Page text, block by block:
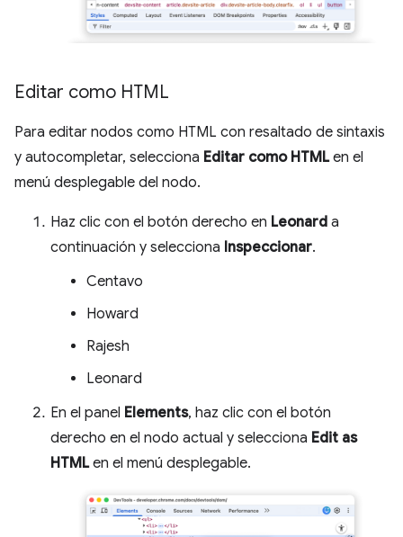
Editar como HTML
Para editar nodos como HTML con resaltado de sintaxis
y autocompletar, selecciona Editar como HTMLen el
menú desplegable del nodo.
Haz clic con el botón derecho en Leonard a
continuación y selecciona Inspeccionar.
Centavo
Howard
Rajesh
Leonard
En el panel Elements, haz clic con el botón
derecho en el nodo actual y selecciona Edit as
HTMLen el menú desplegable.